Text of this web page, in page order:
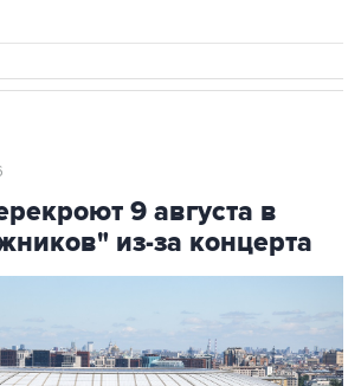
9 августа в
из-за концерта